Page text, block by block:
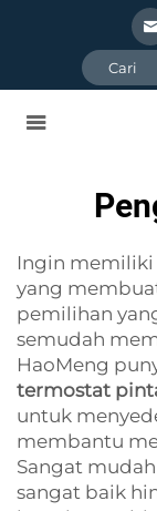
Ingin memiliki
yang
pemilihan
semudah
HaoMeng
termostat
untuk
membantu
Sangat
sangat baik